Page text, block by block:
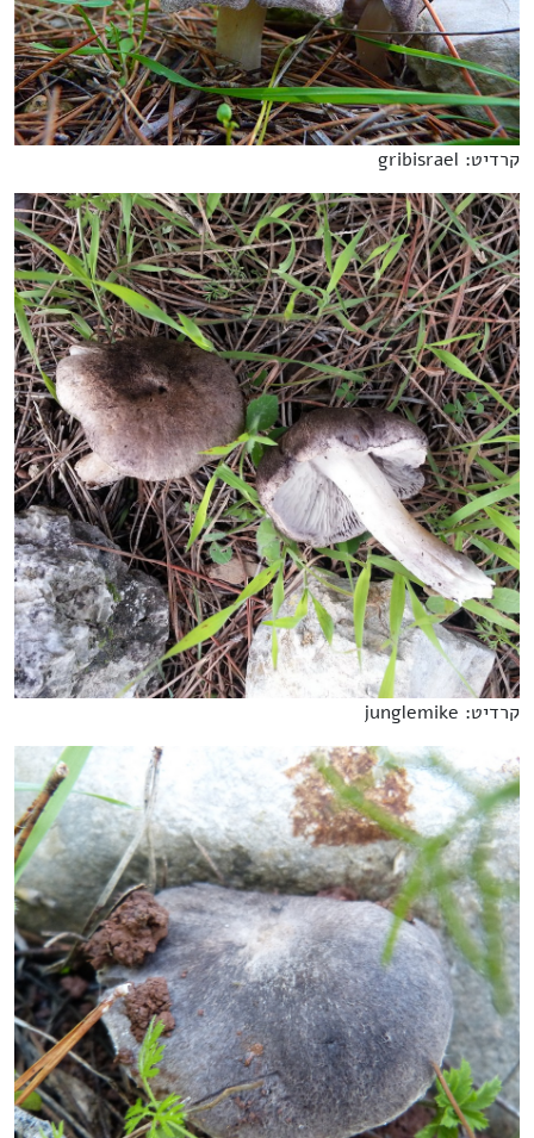
קרדיט: gribisrael
קרדיט: junglemike